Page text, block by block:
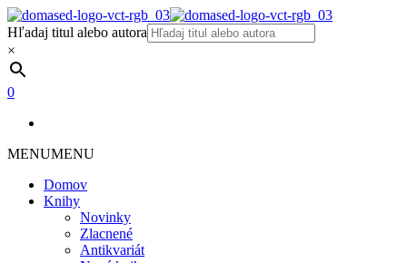
Hľadaj titul alebo autora
×
0
MENUMENU
Domov
Knihy
Novinky
Zlacnené
Antikvariát